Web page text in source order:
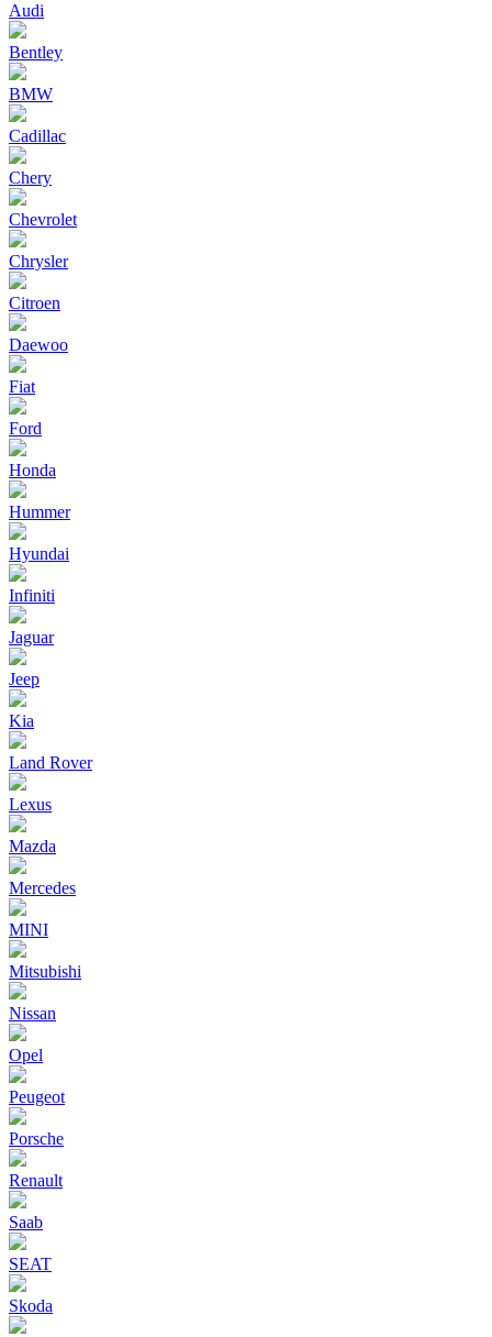
Audi
Bentley
BMW
Cadillac
Chery
Chevrolet
Chrysler
Citroen
Daewoo
Fiat
Ford
Honda
Hummer
Hyundai
Infiniti
Jaguar
Jeep
Kia
Land Rover
Lexus
Mazda
Mercedes
MINI
Mitsubishi
Nissan
Opel
Peugeot
Porsche
Renault
Saab
SEAT
Skoda